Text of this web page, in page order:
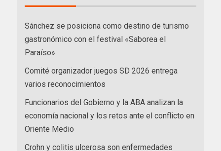
Sánchez se posiciona como destino de turismo
gastronómico con el festival «Saborea el
Paraíso»
Comité organizador juegos SD 2026 entrega
varios reconocimientos
Funcionarios del Gobierno y la ABA analizan la
economía nacional y los retos ante el conflicto en
Oriente Medio
Crohn y colitis ulcerosa son enfermedades